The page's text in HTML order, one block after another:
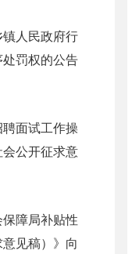
人民政府行
罚权的公告
面试工作操
公开征求意
障局补贴性
见稿）》向